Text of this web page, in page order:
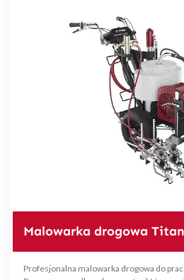
Malowarka drogowa
Profesjonalna malowarka drogowa do